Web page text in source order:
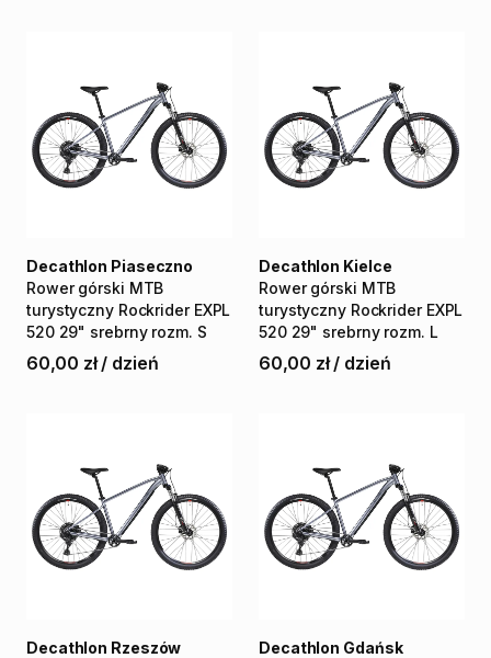
Rower górski MTB
turystyczny Rockrider EXPL
520 29" srebrny rozm. S
Decathlon Piaseczno
60,00 zł / dzień
Rower górski MTB
turystyczny Rockrider EXPL
520 29" srebrny rozm. L
Decathlon Kielce
60,00 zł / dzień
Decathlon Rzeszów
Decathlon Gdańsk